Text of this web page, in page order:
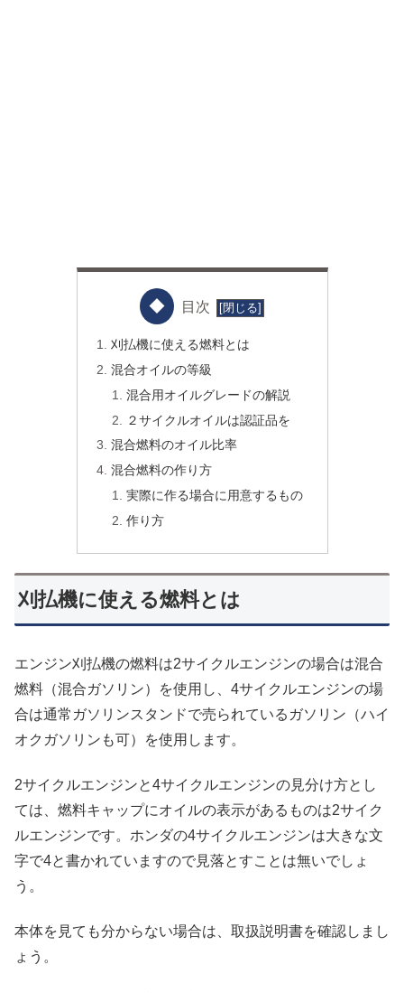
目次
刈払機に使える燃料とは
混合オイルの等級
混合用オイルグレードの解説
２サイクルオイルは認証品を
混合燃料のオイル比率
混合燃料の作り方
実際に作る場合に用意するもの
作り方
刈払機に使える燃料とは
エンジン刈払機の燃料は2サイクルエンジンの場合は混合
燃料（混合ガソリン）を使用し、4サイクルエンジンの場
合は通常ガソリンスタンドで売られているガソリン（ハイ
オクガソリンも可）を使用します。
2サイクルエンジンと4サイクルエンジンの見分け方とし
ては、燃料キャップにオイルの表示があるものは2サイク
ルエンジンです。ホンダの4サイクルエンジンは大きな文
字で4と書かれていますので見落とすことは無いでしょ
う。
本体を見ても分からない場合は、取扱説明書を確認しまし
ょう。